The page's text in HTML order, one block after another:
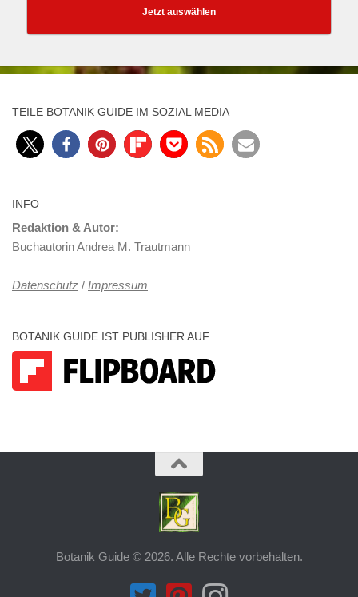
Jetzt auswählen
TEILE BOTANIK GUIDE IM SOZIAL MEDIA
INFO
Redaktion & Autor:
Buchautorin Andrea M. Trautmann
Datenschutz / Impressum
BOTANIK GUIDE IST PUBLISHER AUF
Botanik Guide © 2026. Alle Rechte vorbehalten.